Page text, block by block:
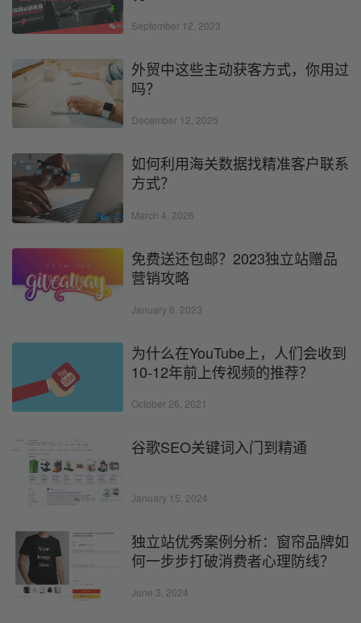
September 12, 2023
外贸中这些主动获客方式，你用过
吗？
December 12, 2025
如何利用海关数据找精准客户联系
方式？
March 4, 2026
免费送还包邮？2023独立站赠品
营销攻略
January 6, 2023
为什么在YouTube上，人们会收到
10-12年前上传视频的推荐？
October 26, 2021
谷歌SEO关键词入门到精通
January 15, 2024
独立站优秀案例分析：窗帘品牌如
何一步步打破消费者心理防线？
June 3, 2024